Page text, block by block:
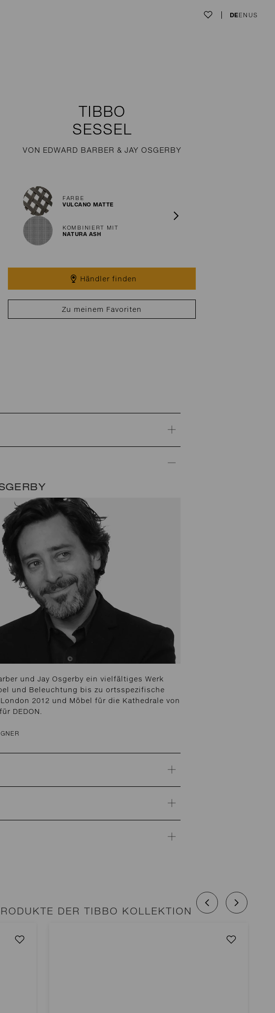
DEEN US
TIBBO
SESSEL
VON EDWARD BARBER & JAY OSGERBY
FARBE
VULCANO MATTE
KOMBINIERT MIT
NATURA ASH
Händler finden
Zu meinem Favoriten
und Jay Osgerby ein vielfältiges Werk
und Beleuchtung bis zu ortsspezifische
2012 und Möbel für die Kathedrale von
DEDON.
DER TIBBO KOLLEKTION